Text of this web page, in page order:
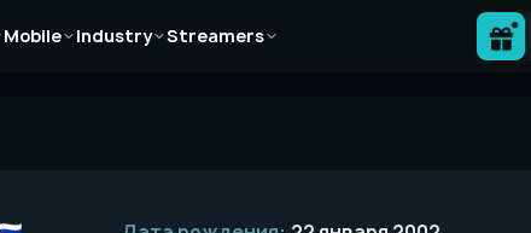
Mobile
Статьи Industry
Статьи
Streamers
Статьи